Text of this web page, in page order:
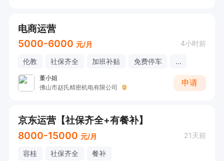
电商运营
5000-6000 元/月 4小时前
伦教 社保齐全 加班补贴 免费停车 ...
董小姐
佛山市赵氏精密机电有限公司
申请
京东运营【社保齐全+有餐补】
8000-15000 元/月 21天前
容桂 社保齐全 餐补